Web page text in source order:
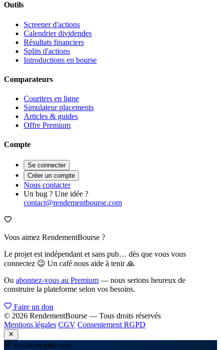
Outils
Screener d'actions
Calendrier dividendes
Résultats financiers
Splits d'actions
Introductions en bourse
Comparateurs
Courtiers en ligne
Simulateur placements
Articles & guides
Offre Premium
Compte
Se connecter
Créer un compte
Nous contacter
Un bug ? Une idée ?
contact@rendementbourse.com
Vous aimez RendementBourse ?
Le projet est indépendant et sans pub… dès que vous vous
connectez 😉 Un café nous aide à tenir 🙏
Ou abonnez-vous au Premium — nous serions heureux de
construire la plateforme selon vos besoins.
Faire un don
© 2026 RendementBourse — Tous droits réservés
Mentions légales CGV Consentement RGPD
RendementBourse